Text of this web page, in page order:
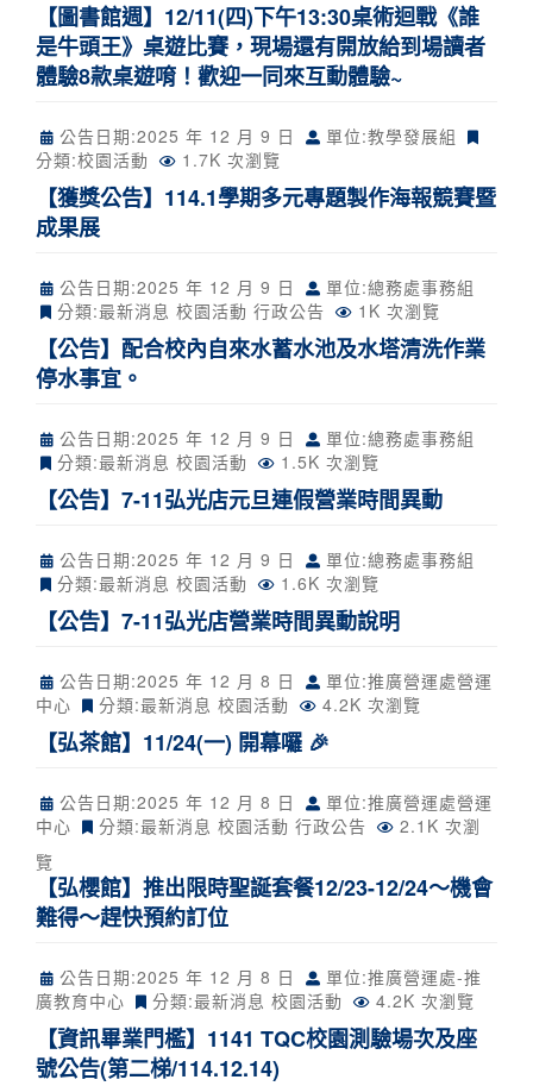
【圖書館週】12/11(四)下午13:30桌術迴戰《誰
是牛頭王》桌遊比賽，現場還有開放給到場讀者
體驗8款桌遊唷！歡迎一同來互動體驗~
公告日期:2025 年 12 月 9 日
單位:教學發展組
分類:校園活動 1.7K 次瀏覽
【獲獎公告】114.1學期多元專題製作海報競賽暨
成果展
公告日期:2025 年 12 月 9 日
單位:總務處事務組
分類:最新消息 校園活動 行政公告 1K 次瀏覽
【公告】配合校內自來水蓄水池及水塔清洗作業
停水事宜。
公告日期:2025 年 12 月 9 日
單位:總務處事務組
分類:最新消息 校園活動 1.5K 次瀏覽
【公告】7-11弘光店元旦連假營業時間異動
公告日期:2025 年 12 月 9 日
單位:總務處事務組
分類:最新消息 校園活動 1.6K 次瀏覽
【公告】7-11弘光店營業時間異動說明
公告日期:2025 年 12 月 8 日
單位:推廣營運處營運
中心
分類:最新消息 校園活動 4.2K 次瀏覽
【弘茶館】11/24(一) 開幕囉 🎉
公告日期:2025 年 12 月 8 日
單位:推廣營運處營運
中心
分類:最新消息 校園活動 行政公告
2.1K 次瀏
覽
【弘櫻館】推出限時聖誕套餐12/23-12/24～機會
難得～趕快預約訂位
公告日期:2025 年 12 月 8 日
單位:推廣營運處-推
廣教育中心
分類:最新消息 校園活動 4.2K 次瀏覽
【資訊畢業門檻】1141 TQC校園測驗場次及座
號公告(第二梯/114.12.14)